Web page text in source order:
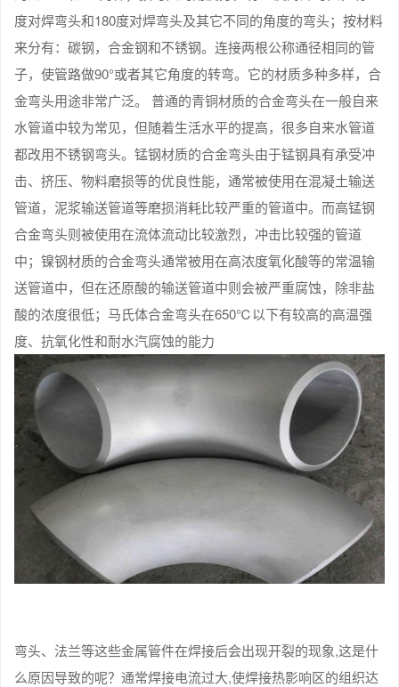
度对焊弯头和180度对焊弯头及其它不同的角度的弯头；按材料
来分有：碳钢，合金钢和不锈钢。连接两根公称通径相同的管
子，使管路做90°或者其它角度的转弯。它的材质多种多样，合
金弯头用途非常广泛。 普通的青铜材质的合金弯头在一般自来
水管道中较为常见，但随着生活水平的提高，很多自来水管道
都改用不锈钢弯头。锰钢材质的合金弯头由于锰钢具有承受冲
击、挤压、物料磨损等的优良性能，通常被使用在混凝土输送
管道，泥浆输送管道等磨损消耗比较严重的管道中。而高锰钢
合金弯头则被使用在流体流动比较激烈，冲击比较强的管道
中；镍钢材质的合金弯头通常被用在高浓度氧化酸等的常温输
送管道中，但在还原酸的输送管道中则会被严重腐蚀，除非盐
酸的浓度很低；马氏体合金弯头在650℃以下有较高的高温强
度、抗氧化性和耐水汽腐蚀的能力
弯头、法兰等这些金属管件在焊接后会出现开裂的现象,这是什
么原因导致的呢？通常焊接电流过大,使焊接热影响区的组织达